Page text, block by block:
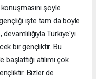
şöyle
işte tam da böyle
Türkiye'yi
bir gençliktir. Bu
atılımı çok
Bizler de